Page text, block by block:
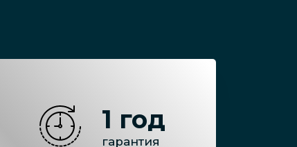
1 год
гарантия